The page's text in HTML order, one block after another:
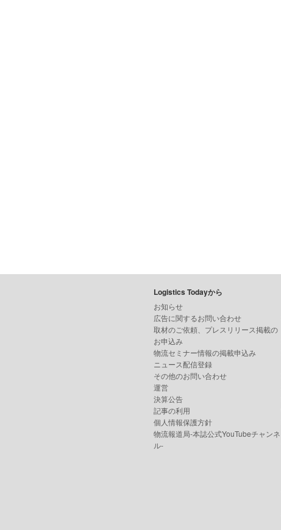
Logistics Todayから
お知らせ
広告に関するお問い合わせ
取材のご依頼、プレスリリース掲載の
お申込み
物流セミナー情報の掲載申込み
ニュース配信登録
その他のお問い合わせ
運営
決算公告
記事の利用
個人情報保護方針
物流報道局-本誌公式YouTubeチャンネ
ル-